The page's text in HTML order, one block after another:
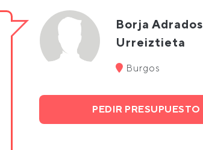
Borja Adrados
Urreiztieta
Burgos
PEDIR PRESUPUESTO